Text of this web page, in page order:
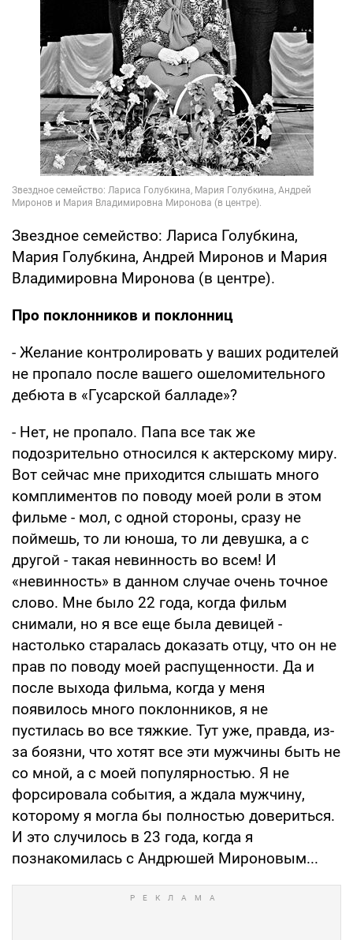
Звездное семейство: Лариса Голубкина,
Мария Голубкина, Андрей Миронов и Мария
Владимировна Миронова (в центре).
Про поклонников и поклонниц
- Желание контролировать у ваших родителей
не пропало после вашего ошеломительного
дебюта в «Гусарской балладе»?
- Нет, не пропало. Папа все так же
подозрительно относился к актерскому миру.
Вот сейчас мне приходится слышать много
комплиментов по поводу моей роли в этом
фильме - мол, с одной стороны, сразу не
поймешь, то ли юноша, то ли девушка, а с
другой - такая невинность во всем! И
«невинность» в данном случае очень точное
слово. Мне было 22 года, когда фильм
снимали, но я все еще была девицей -
настолько старалась доказать отцу, что он не
прав по поводу моей распущенности. Да и
после выхода фильма, когда у меня
появилось много поклонников, я не
пустилась во все тяжкие. Тут уже, правда, из-
за боязни, что хотят все эти мужчины быть не
со мной, а с моей популярностью. Я не
форсировала события, а ждала мужчину,
которому я могла бы полностью довериться.
И это случилось в 23 года, когда я
познакомилась с Андрюшей Мироновым...